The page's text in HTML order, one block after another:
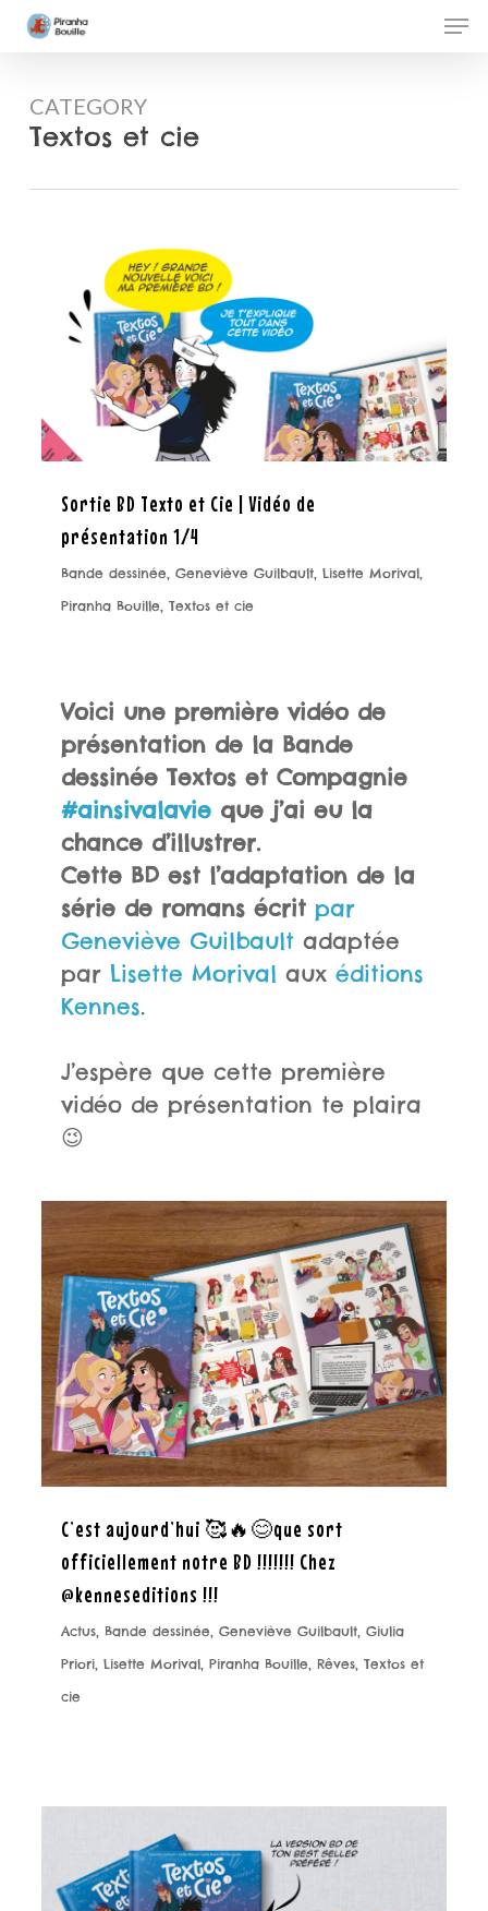
Skip
content
CATEGORY
Textos et cie
Sortie BD Texto et Cie | Vidéo de
présentation 1/4
Bande dessinée ,Geneviève Guilbault ,Lisette Morival
Piranha Bouille ,Textos et cie
Voici une première vidéo de
présentation de la Bande
dessinée Textos et Compagnie
#ainsivalavie que j’ai eu la
chance d’illustrer.
Cette BD est l’adaptation de la
série de romans écrit par
Geneviève Guilbault adaptée
parLisette Morival auxéditions
Kennes.
J’espère que cette première
vidéo de présentation te plaira
😉
C’est aujourd’hui 🥰🔥😊que sort
officiellement notre BD !!!!!!! Chez
@kenneseditions !!!
Actus, Bande dessinée,Geneviève Guilbault,Giulia
Priori,Lisette Morival,Piranha Bouille,Rêves,Textos et
cie